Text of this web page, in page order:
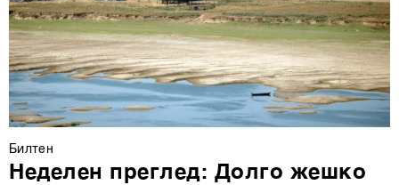
Билтен
Неделен преглед: Долго жешко